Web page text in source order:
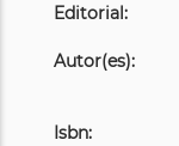
Editorial:
Autor(es):
Isbn: